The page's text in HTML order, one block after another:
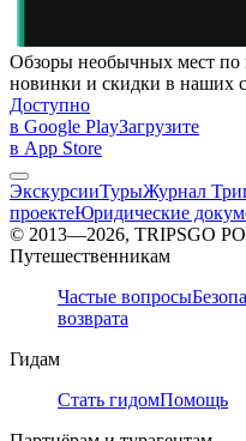
Обзоры необычных мест по
новинки и скидки в наших
Доступно
в Google PlayЗагрузите
в App Store
ЭкскурсииТурыЖурнал
проектеЮридические
© 2013—2026, TRIPSGO
Путешественникам
Частые вопросы
возврата
Гидам
Стать гидомПомощь